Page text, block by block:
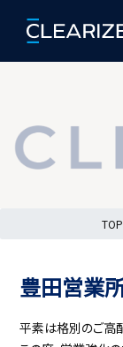
TOP
豊田営業
平素は格別のご高